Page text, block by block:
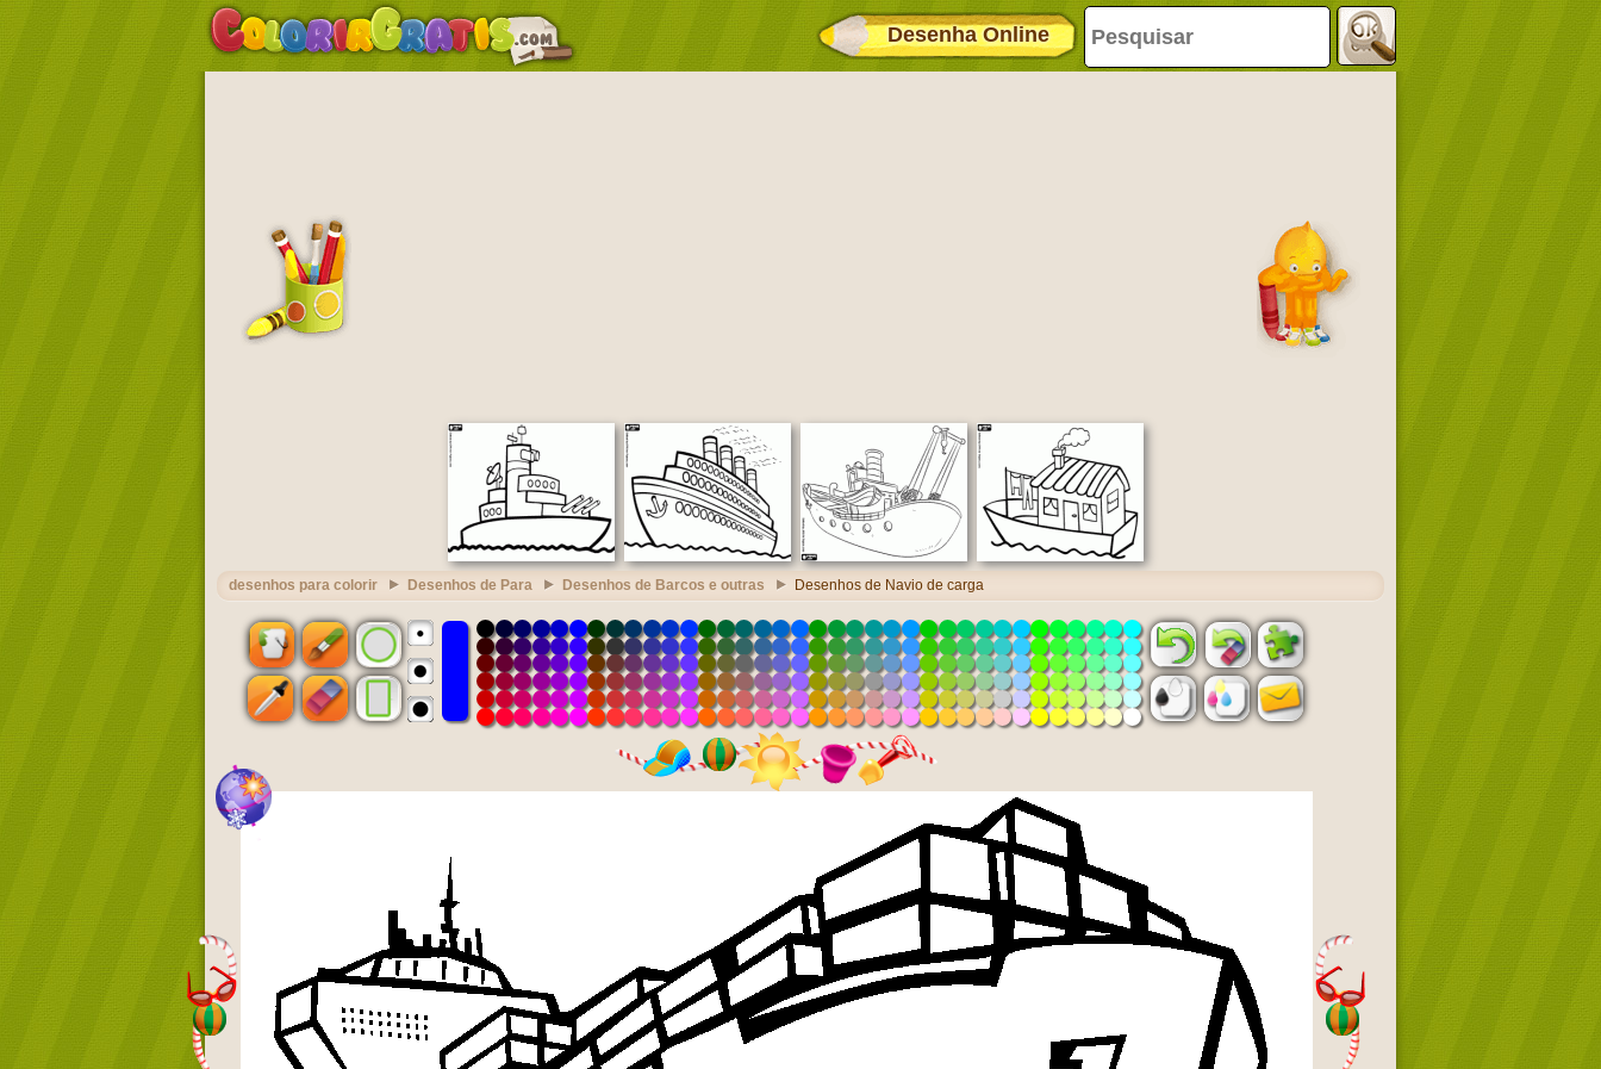
Desenha Online
desenhos para colorir Desenhos de Para Desenhos de Barcos e outras Desenhos de Navio de carga